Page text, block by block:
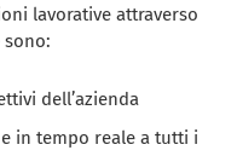
lavorative attraverso
dell’azienda
in tempo reale a tutti i